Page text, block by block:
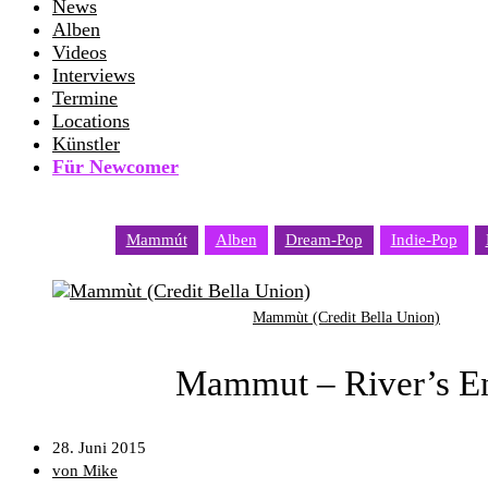
News
Alben
Videos
Interviews
Termine
Locations
Künstler
Für Newcomer
Mammút Alben Dream-Pop Indie-Pop
Mammùt (Credit Bella Union)
Mammut – River’s
28. Juni 2015
von Mike